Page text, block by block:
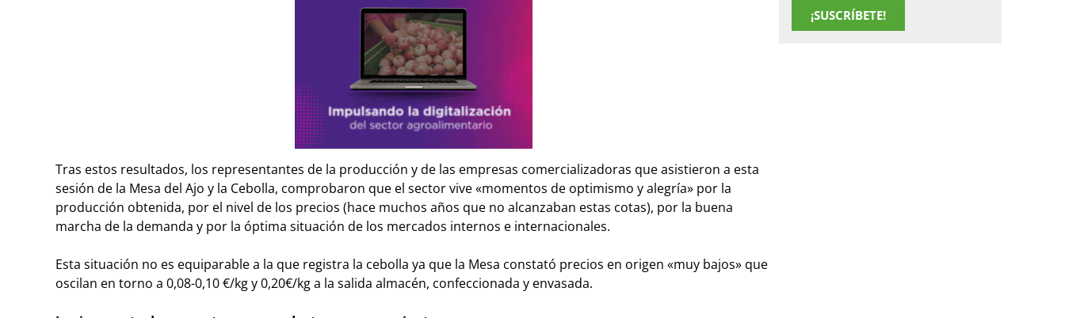
Tras estos resultados, los representantes de la producción y de las empresas comercializadoras que asistieron a esta
sesión de la Mesa del Ajo y la Cebolla, comprobaron que el sector vive «momentos de optimismo y alegría» por la
producción obtenida, por el nivel de los precios (hace muchos años que no alcanzaban estas cotas), por la buena
marcha de la demanda y por la óptima situación de los mercados internos e internacionales.
Esta situación no es equiparable a la que registra la cebolla ya que la Mesa constató precios en origen «muy bajos» que
oscilan en torno a 0,08-0,10 €/kg y 0,20€/kg a la salida almacén, confeccionada y envasada.
¡SUSCRÍBETE!